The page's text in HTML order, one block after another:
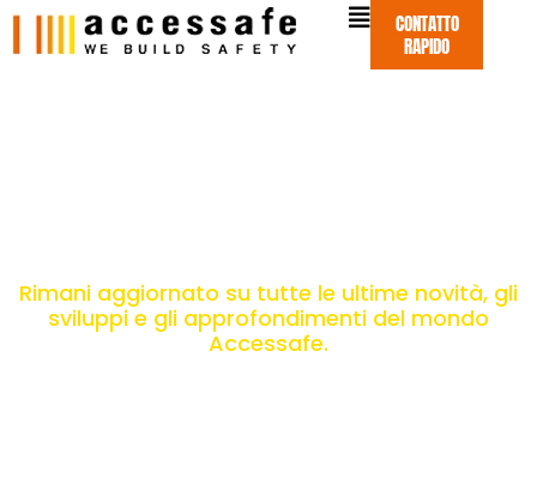
Vai
CONTATTO
RAPIDO
Rimani aggiornato su tutte le ultime novità, gli
sviluppi e gli approfondimenti del mondo
Accessafe.